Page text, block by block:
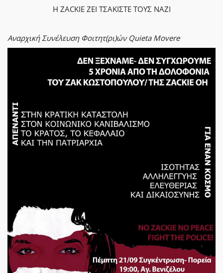
Η ZACKIE ΖΕΙ ΤΣΑΚΙΣΤΕ ΤΟΥΣ ΝΑΖΙ
Αναρχική Συνέλευση Φοιτητ(ρι)ών Quieta Movere